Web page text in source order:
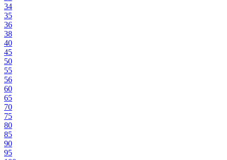
34
35
36
38
40
45
50
55
56
60
65
70
75
80
85
90
95